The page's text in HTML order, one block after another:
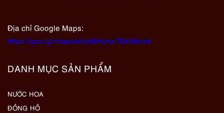
Địa chỉ Google Maps:
https://goo.gl/maps/eby8bKyks7Bx89oa6
DANH MỤC SẢN PHẨM
NƯỚC HOA
ĐỒNG HỒ